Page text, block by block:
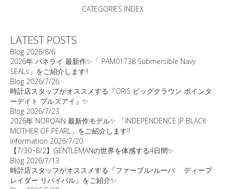
CATEGORIES INDEX
LATEST POSTS
Blog 2026/8/6
2026年 パネライ 最新作✨「 PAM01738 Submersible Navy
SEALs」をご紹介します‼️
Blog 2026/7/26
時計店スタッフがオススメする『ORIS ビッグクラウン ポインタ
ーデイト ブルズアイ』✨
Blog 2026/7/23
2026年 NORQAIN 最新作モデル✨ 「INDEPENDENCE JP BLACK
MOTHER OF PEARL」をご紹介します‼️
Information 2026/7/20
【7/30~8/2】GENTLEMANの世界を体感する4日間✨
Blog 2026/7/13
時計店スタッフがオススメする『ファーブル•ルーバ ディープ
レイダー リバイバル』をご紹介✨